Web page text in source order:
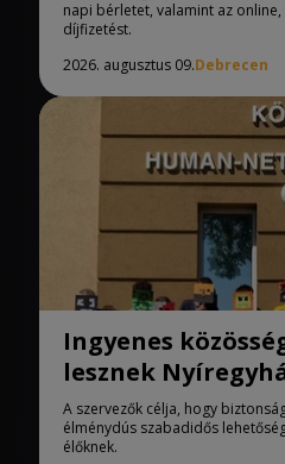
napi bérletet, valamint az
díjfizetést.
2026. augusztus 09.Debrecen
Ingyenes
lesznek
A szervezők célja, hogy
élménydús szabadidős
élőknek.